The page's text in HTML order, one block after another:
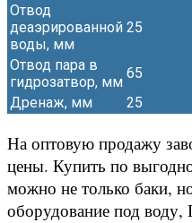
Отвод
деаэрированной
воды, мм
25
Отвод пара в
гидрозатвор, мм
65
Дренаж, мм
25
На оптовую продажу
цены. Купить по
можно не только баки,
оборудование под